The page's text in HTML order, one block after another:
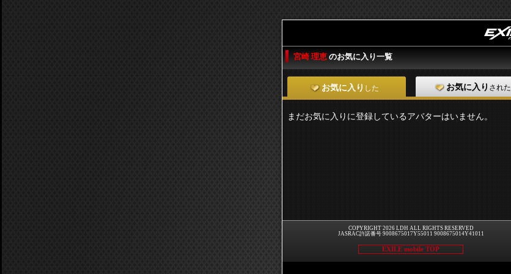
宮崎 理恵 のお気に入り一覧
お気に入り した お気に入り された
まだお気に入りに登録しているアバターはいません。
COPYRIGHT 2026 LDH ALL RIGHTS RESERVED
JASRAC許諾番号 9008675017Y55011 9008675014Y41011
EXILE mobile TOP